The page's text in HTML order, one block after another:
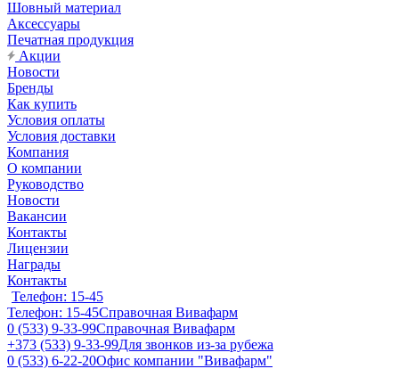
Шовный материал
Аксессуары
Печатная продукция
Акции
Новости
Бренды
Как купить
Условия оплаты
Условия доставки
Компания
О компании
Руководство
Новости
Вакансии
Контакты
Лицензии
Награды
Контакты
Телефон: 15-45
Телефон: 15-45Справочная Вивафарм
0 (533) 9-33-99Справочная Вивафарм
+373 (533) 9-33-99Для звонков из-за рубежа
0 (533) 6-22-20Офис компании "Вивафарм"